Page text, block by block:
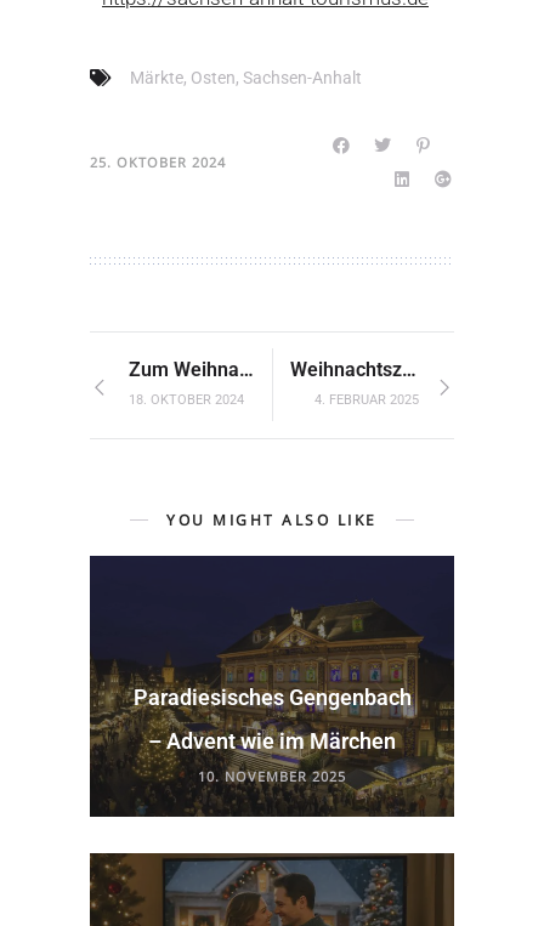
Märkte, Osten, Sachsen-Anhalt
25. OKTOBER 2024
Zum Weihnachtsbummel in den Detmolder Schlosspark
18. OKTOBER 2024
Weihnachtszauber in Frankfurt
4. FEBRUAR 2025
YOU MIGHT ALSO LIKE
Paradiesisches Gengenbach
– Advent wie im Märchen
10. NOVEMBER 2025